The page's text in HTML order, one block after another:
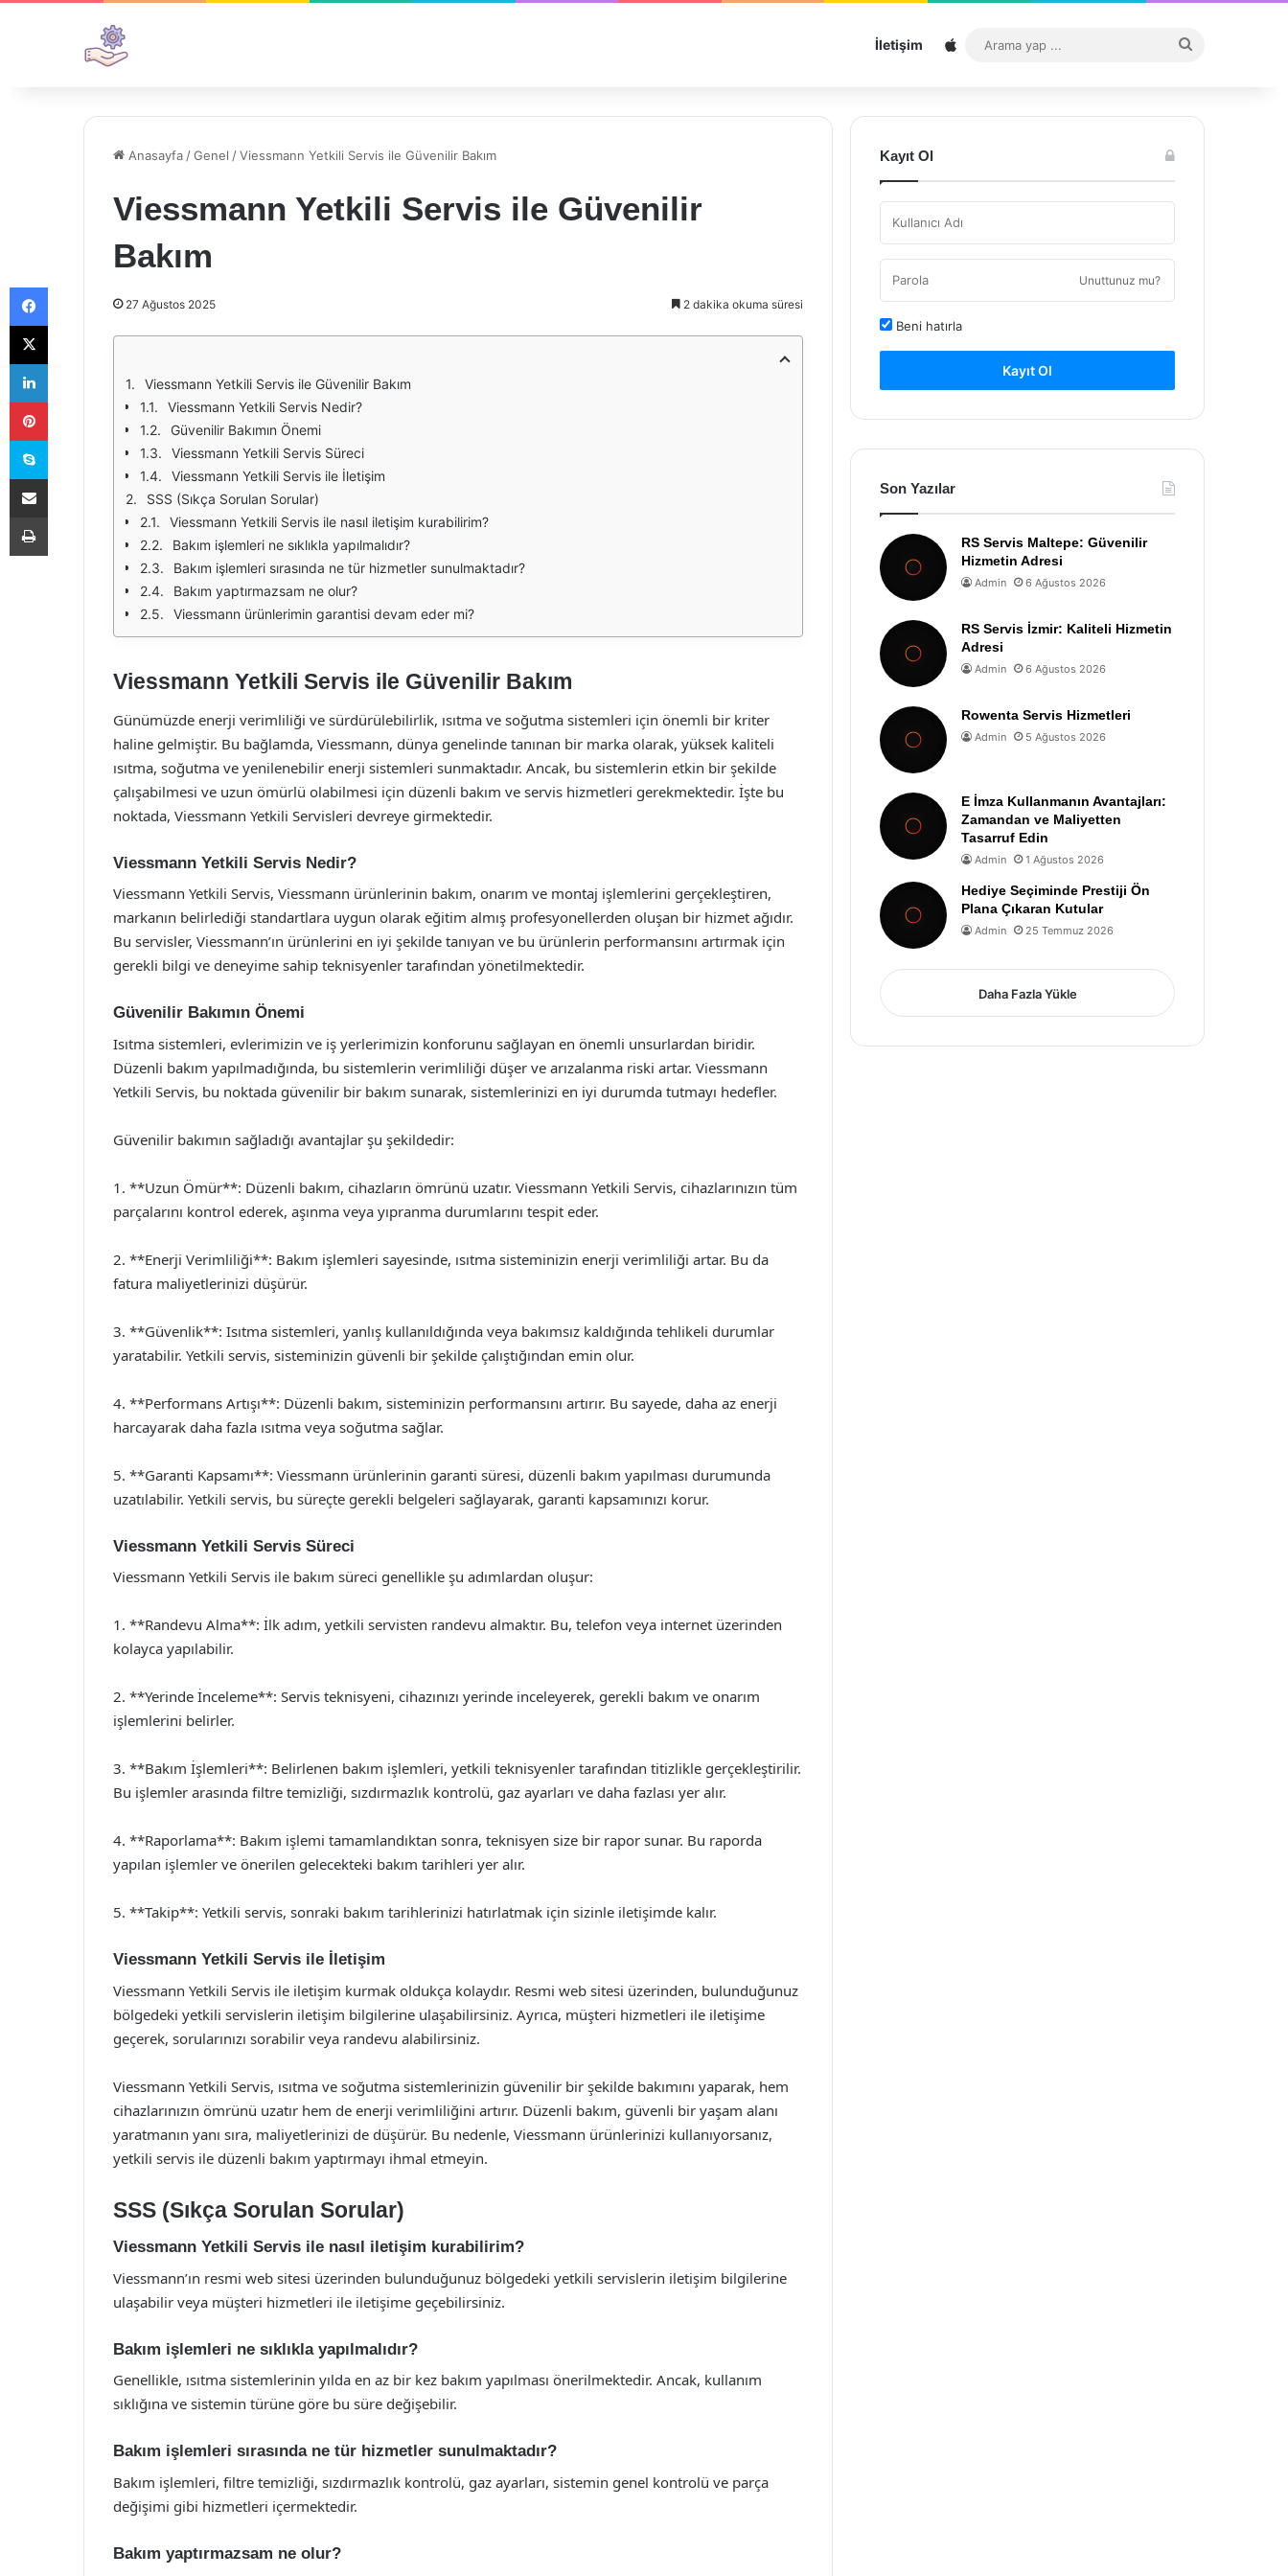
İletişim Sitemap
...
Anasayfa /Genel /Viessmann Yetkili Servis ile Güvenilir Bakım
Viessmann Yetkili Servis ile Güvenilir
Bakım
27 Ağustos 2025 2 dakika okuma süresi
Viessmann Yetkili Servis ile Güvenilir Bakım
Viessmann Yetkili Servis Nedir?
Güvenilir Bakımın Önemi
Viessmann Yetkili Servis Süreci
Viessmann Yetkili Servis ile İletişim
SSS (Sıkça Sorulan Sorular)
Viessmann Yetkili Servis ile nasıl iletişim kurabilirim?
Bakım işlemleri ne sıklıkla yapılmalıdır?
Bakım işlemleri sırasında ne tür hizmetler sunulmaktadır?
Bakım yaptırmazsam ne olur?
Viessmann ürünlerimin garantisi devam eder mi?
Viessmann Yetkili Servis ile Güvenilir Bakım
Günümüzde enerji verimliliği ve sürdürülebilirlik, ısıtma ve soğutma sistemleri için önemli bir kriter
haline gelmiştir. Bu bağlamda, Viessmann, dünya genelinde tanınan bir marka olarak, yüksek kaliteli
ısıtma, soğutma ve yenilenebilir enerji sistemleri sunmaktadır. Ancak, bu sistemlerin etkin bir şekilde
çalışabilmesi ve uzun ömürlü olabilmesi için düzenli bakım ve servis hizmetleri gerekmektedir. İşte bu
noktada, Viessmann Yetkili Servisleri devreye girmektedir.
Viessmann Yetkili Servis Nedir?
Viessmann Yetkili Servis, Viessmann ürünlerinin bakım, onarım ve montaj işlemlerini gerçekleştiren,
markanın belirlediği standartlara uygun olarak eğitim almış profesyonellerden oluşan bir hizmet ağıdır.
Bu servisler, Viessmann’ın ürünlerini en iyi şekilde tanıyan ve bu ürünlerin performansını artırmak için
gerekli bilgi ve deneyime sahip teknisyenler tarafından yönetilmektedir.
Güvenilir Bakımın Önemi
Isıtma sistemleri, evlerimizin ve iş yerlerimizin konforunu sağlayan en önemli unsurlardan biridir.
Düzenli bakım yapılmadığında, bu sistemlerin verimliliği düşer ve arızalanma riski artar. Viessmann
Yetkili Servis, bu noktada güvenilir bir bakım sunarak, sistemlerinizi en iyi durumda tutmayı hedefler.
Güvenilir bakımın sağladığı avantajlar şu şekildedir:
1. **Uzun Ömür**: Düzenli bakım, cihazların ömrünü uzatır. Viessmann Yetkili Servis, cihazlarınızın tüm
parçalarını kontrol ederek, aşınma veya yıpranma durumlarını tespit eder.
2. **Enerji Verimliliği**: Bakım işlemleri sayesinde, ısıtma sisteminizin enerji verimliliği artar. Bu da
fatura maliyetlerinizi düşürür.
3. **Güvenlik**: Isıtma sistemleri, yanlış kullanıldığında veya bakımsız kaldığında tehlikeli durumlar
yaratabilir. Yetkili servis, sisteminizin güvenli bir şekilde çalıştığından emin olur.
4. **Performans Artışı**: Düzenli bakım, sisteminizin performansını artırır. Bu sayede, daha az enerji
harcayarak daha fazla ısıtma veya soğutma sağlar.
5. **Garanti Kapsamı**: Viessmann ürünlerinin garanti süresi, düzenli bakım yapılması durumunda
uzatılabilir. Yetkili servis, bu süreçte gerekli belgeleri sağlayarak, garanti kapsamınızı korur.
Viessmann Yetkili Servis Süreci
Viessmann Yetkili Servis ile bakım süreci genellikle şu adımlardan oluşur:
1. **Randevu Alma**: İlk adım, yetkili servisten randevu almaktır. Bu, telefon veya internet üzerinden
kolayca yapılabilir.
2. **Yerinde İnceleme**: Servis teknisyeni, cihazınızı yerinde inceleyerek, gerekli bakım ve onarım
işlemlerini belirler.
3. **Bakım İşlemleri**: Belirlenen bakım işlemleri, yetkili teknisyenler tarafından titizlikle gerçekleştirilir.
Bu işlemler arasında filtre temizliği, sızdırmazlık kontrolü, gaz ayarları ve daha fazlası yer alır.
4. **Raporlama**: Bakım işlemi tamamlandıktan sonra, teknisyen size bir rapor sunar. Bu raporda
yapılan işlemler ve önerilen gelecekteki bakım tarihleri yer alır.
5. **Takip**: Yetkili servis, sonraki bakım tarihlerinizi hatırlatmak için sizinle iletişimde kalır.
Viessmann Yetkili Servis ile İletişim
Viessmann Yetkili Servis ile iletişim kurmak oldukça kolaydır. Resmi web sitesi üzerinden, bulunduğunuz
bölgedeki yetkili servislerin iletişim bilgilerine ulaşabilirsiniz. Ayrıca, müşteri hizmetleri ile iletişime
geçerek, sorularınızı sorabilir veya randevu alabilirsiniz.
Viessmann Yetkili Servis, ısıtma ve soğutma sistemlerinizin güvenilir bir şekilde bakımını yaparak, hem
cihazlarınızın ömrünü uzatır hem de enerji verimliliğini artırır. Düzenli bakım, güvenli bir yaşam alanı
yaratmanın yanı sıra, maliyetlerinizi de düşürür. Bu nedenle, Viessmann ürünlerinizi kullanıyorsanız,
yetkili servis ile düzenli bakım yaptırmayı ihmal etmeyin.
SSS (Sıkça Sorulan Sorular)
Viessmann Yetkili Servis ile nasıl iletişim kurabilirim?
Viessmann’ın resmi web sitesi üzerinden bulunduğunuz bölgedeki yetkili servislerin iletişim bilgilerine
ulaşabilir veya müşteri hizmetleri ile iletişime geçebilirsiniz.
Bakım işlemleri ne sıklıkla yapılmalıdır?
Genellikle, ısıtma sistemlerinin yılda en az bir kez bakım yapılması önerilmektedir. Ancak, kullanım
sıklığına ve sistemin türüne göre bu süre değişebilir.
Bakım işlemleri sırasında ne tür hizmetler sunulmaktadır?
Bakım işlemleri, filtre temizliği, sızdırmazlık kontrolü, gaz ayarları, sistemin genel kontrolü ve parça
değişimi gibi hizmetleri içermektedir.
Bakım yaptırmazsam ne olur?
Kayıt Ol
Unuttunuz mu?
Beni hatırla
Kayıt Ol
Son Yazılar
RS Servis Maltepe: Güvenilir
Hizmetin Adresi
Admin 6 Ağustos 2026
RS Servis İzmir: Kaliteli Hizmetin
Adresi
Admin 6 Ağustos 2026
Rowenta Servis Hizmetleri
Admin 5 Ağustos 2026
E İmza Kullanmanın Avantajları:
Zamandan ve Maliyetten
Tasarruf Edin
Admin 1 Ağustos 2026
Hediye Seçiminde Prestiji Ön
Plana Çıkaran Kutular
Admin 25 Temmuz 2026
Daha Fazla Yükle
Facebook
X
LinkedIn
Pinterest
Skype
E-Posta ile paylaş